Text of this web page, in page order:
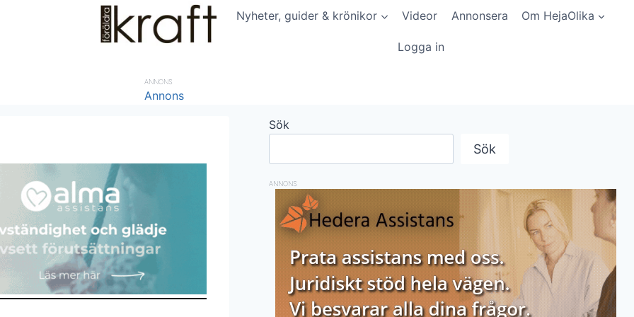
Nyheter, guider & krönikor Videor Annonsera Om HejaOlika
Logga in
ANNONS
Sök
Sök
ANNONS